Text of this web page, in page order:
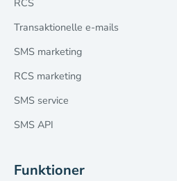
Transaktionelle e-mails
SMS marketing
RCS marketing
SMS service
SMS API
Funktioner